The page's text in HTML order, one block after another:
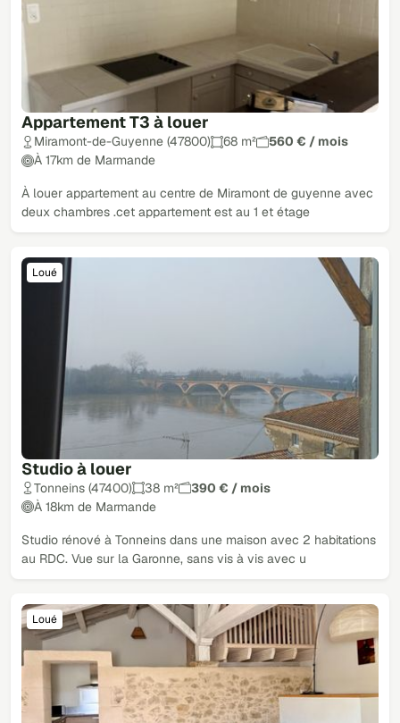
Appartement T3 à louer
Miramont-de-Guyenne (47800) 68 m²
560 € / mois
À 17km de Marmande
À louer appartement au centre de Miramont de guyenne avec
deux chambres .cet appartement est au 1 et étage
Studio à louer
Loué
Tonneins (47400) 38 m²
390 € / mois
À 18km de Marmande
Studio rénové à Tonneins dans une maison avec 2 habitations
au RDC. Vue sur la Garonne, sans vis à vis avec u
Loué